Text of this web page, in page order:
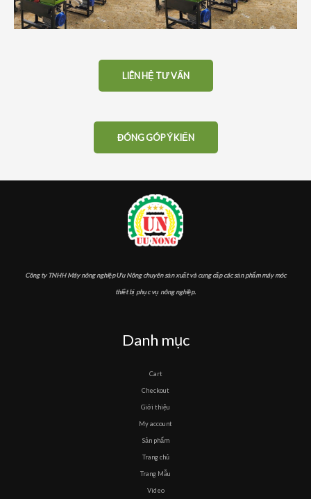
LIÊN HỆ TƯ VẤN
ĐÓNG GÓP Ý KIẾN
Công ty TNHH Máy nông nghiệp Ưu Nông chuyên sản xuất và cung cấp các sản phẩm máy móc
thiết bị phục vụ nông nghiệp.
Danh mục
Cart
Checkout
Giới thiệu
My account
Sản phẩm
Trang chủ
Trang Mẫu
Video